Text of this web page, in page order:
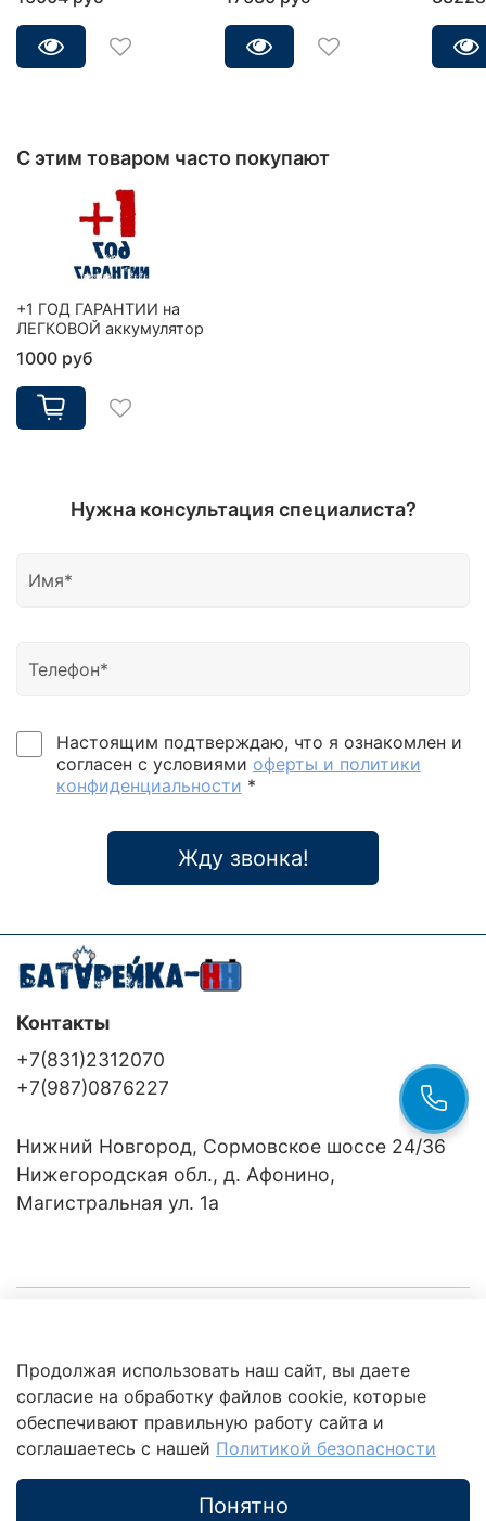
С этим товаром часто покупают
+1 ГОД ГАРАНТИИ на
ЛЕГКОВОЙ аккумулятор
1000 руб
Нужна консультация специалиста?
Настоящим подтверждаю, что я ознакомлен и
согласен с условиями оферты и политики
конфиденциальности *
Жду звонка!
Клиентам
Это интересно
Контакты
+7(831)2312070
+7(987)0876227
Нижний Новгород, Сормовское шоссе 24/36
Нижегородская обл., д. Афонино,
Магистральная ул. 1а
Продолжая использовать наш сайт, вы даете
согласие на обработку файлов cookie, которые
обеспечивают правильную работу сайта и
соглашаетесь с нашей Политикой безопасности
Понятно
обработки